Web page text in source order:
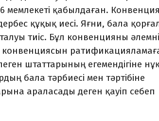
мемлекеті қабылдаған.
құқық иесі. Яғни, бала
тиіс. Бұл конвенцияны
штаттарының егемендігіне
бала тәрбиесі мен тәртібіне
араласады деген қауіп себеп